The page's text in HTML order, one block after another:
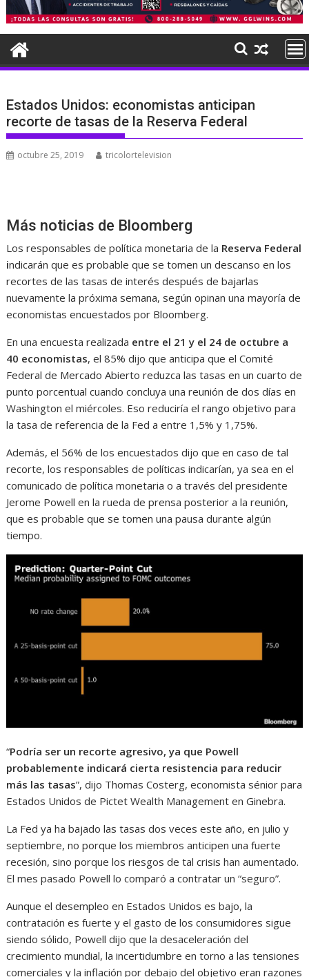
Estados Unidos: economistas anticipan
recorte de tasas de la Reserva Federal
octubre 25, 2019 tricolortelevision
Más noticias de Bloomberg
Los responsables de política monetaria de la Reserva Federal
indicarán que es probable que se tomen un descanso en los
recortes de las tasas de interés después de bajarlas
nuevamente la próxima semana, según opinan una mayoría de
economistas encuestados por Bloomberg.
En una encuesta realizada entre el 21 y el 24 de octubre a
40 economistas, el 85% dijo que anticipa que el Comité
Federal de Mercado Abierto reduzca las tasas en un cuarto de
punto porcentual cuando concluya una reunión de dos días en
Washington el miércoles. Eso reduciría el rango objetivo para
la tasa de referencia de la Fed a entre 1,5% y 1,75%.
Además, el 56% de los encuestados dijo que en caso de tal
recorte, los responsables de políticas indicarían, ya sea en el
comunicado de política monetaria o a través del presidente
Jerome Powell en la rueda de prensa posterior a la reunión,
que es probable que se tomen una pausa durante algún
tiempo.
“Podría ser un recorte agresivo, ya que Powell
probablemente indicará cierta resistencia para reducir
más las tasas”, dijo Thomas Costerg, economista sénior para
Estados Unidos de Pictet Wealth Management en Ginebra.
La Fed ya ha bajado las tasas dos veces este año, en julio y
septiembre, no porque los miembros anticipen una fuerte
recesión, sino porque los riesgos de tal crisis han aumentado.
El mes pasado Powell lo comparó a contratar un “seguro”.
Aunque el desempleo en Estados Unidos es bajo, la
contratación es fuerte y el gasto de los consumidores sigue
siendo sólido, Powell dijo que la desaceleración del
crecimiento mundial, la incertidumbre en torno a las tensiones
comerciales y la inflación por debajo del objetivo eran razones